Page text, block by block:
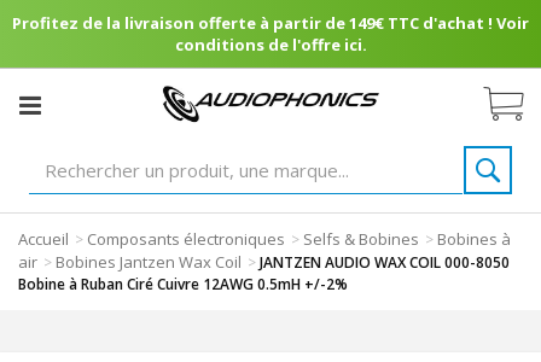
Profitez de la livraison offerte à partir de 149€ TTC d'achat ! Voir
conditions de l'offre ici.
Accueil > Composants électroniques > Selfs & Bobines > Bobines à
air > Bobines Jantzen Wax Coil >JANTZEN AUDIO WAX COIL 000-8050
Bobine à Ruban Ciré Cuivre 12AWG 0.5mH +/-2%